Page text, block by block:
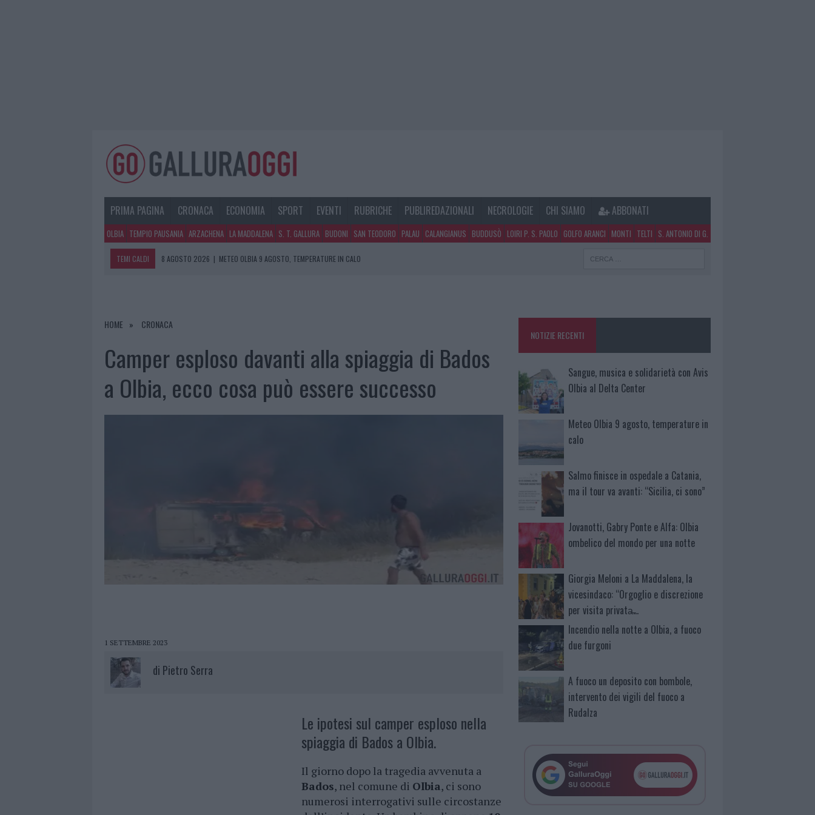
PRIMA PAGINA CRONACA ECONOMIA SPORT EVENTI RUBRICHE PUBLIREDAZIONALI NECROLOGIE CHI SIAMO ABBONATI
OLBIA TEMPIO PAUSANIA ARZACHENA LA MADDALENA S. T. GALLURA BUDONI SAN TEODORO PALAU CALANGIANUS BUDDUSÒ LOIRI P. S. PAOLO GOLFO ARANCI MONTI TELTI S. ANTONIO DI G.
TEMI CALDI 8 AGOSTO 2026 | METEO OLBIA 9 AGOSTO, TEMPERATURE IN CALO
8 AGOSTO 2026
|
HOME CRONACA
Camper esploso davanti alla spiaggia di Bados
a Olbia, ecco cosa può essere successo
1 SETTEMBRE 2023
di Pietro Serra
Le ipotesi sul camper esploso nella
spiaggia di Bados a Olbia.
Il giorno dopo la tragedia avvenuta a
Bados, nel comune di Olbia, ci sono
numerosi interrogativi sulle circostanze
NOTIZIE RECENTI
Sangue, musica e solidarietà con Avis
Olbia al Delta Center
Meteo Olbia 9 agosto, temperature in
calo
Salmo finisce in ospedale a Catania,
ma il tour va avanti: “Sicilia, ci sono”
Jovanotti, Gabry Ponte e Alfa: Olbia
ombelico del mondo per una notte
Giorgia Meloni a La Maddalena, la
vicesindaco: “Orgoglio e discrezione
per visita privata̶…
Incendio nella notte a Olbia, a fuoco
due furgoni
A fuoco un deposito con bombole,
intervento dei vigili del fuoco a
Rudalza